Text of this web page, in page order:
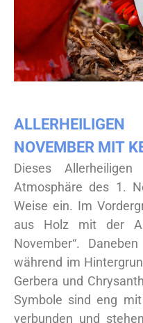
NOVEMBER MIT
Dieses
Atmosphäre des 1.
Weise ein. Im
aus Holz mit der
November“.
während im
Gerbera und
Symbole sind eng
verbunden und